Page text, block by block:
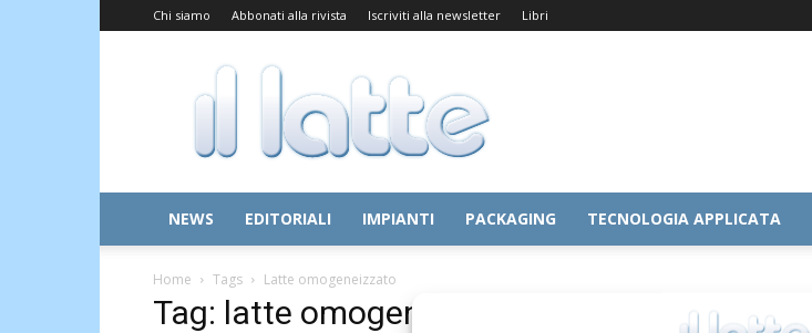
Chi siamo Abbonati alla rivista Iscriviti alla newsletter Libri
Il
Latte
NEWS EDITORIALI IMPIANTI PACKAGING TECNOLOGIA APPLICATA
Home Tags Latte omogeneizzato
Tag: latte omogeneizzato